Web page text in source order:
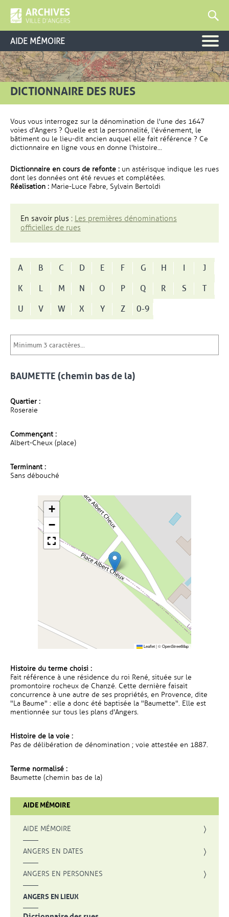
AIDE MÉMOIRE
DICTIONNAIRE DES RUES
Vous vous interrogez sur la dénomination de l'une des 1647
voies d'Angers ? Quelle est la personnalité, l'événement, le
bâtiment ou le lieu-dit ancien auquel elle fait référence ? Ce
dictionnaire en ligne vous en donne l'histoire...
Dictionnaire en cours de refonte : un astérisque indique les rues
dont les données ont été revues et complétées.
Réalisation : Marie-Luce Fabre, Sylvain Bertoldi
En savoir plus : Les premières dénominations
officielles de rues
A B C D E F G H I
J
K
L M N O P Q R S
T
U
V W X Y Z 0-9
BAUMETTE (chemin bas de la)
Quartier :
Roseraie
Commençant :
Albert-Cheux (place)
Terminant :
Sans débouché
+
−
Leaflet|©OpenStreetMap
Histoire du terme choisi :
Fait référence à une résidence du roi René, située sur le
promontoire rocheux de Chanzé. Cette dernière faisait
concurrence à une autre de ses propriétés, en Provence, dite
"La Baume" : elle a donc été baptisée la "Baumette". Elle est
mentionnée sur tous les plans d'Angers.
Histoire de la voie :
Pas de délibération de dénomination ; voie attestée en 1887.
Terme normalisé :
Baumette (chemin bas de la)
AIDE MÉMOIRE
AIDE MÉMOIRE
ANGERS EN DATES
ANGERS EN PERSONNES
ANGERS EN LIEUX